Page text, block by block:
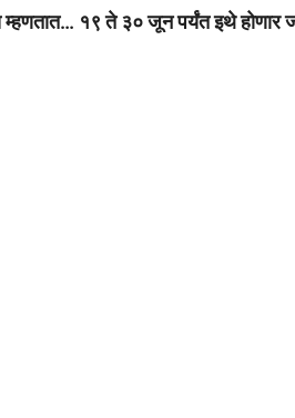
१९ ते ३० जून पर्यंत इथे होणार